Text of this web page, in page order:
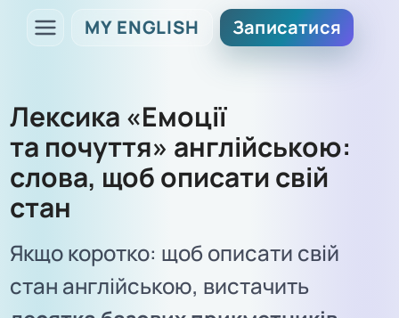
MY ENGLISH Записатися
Лексика «Емоції
та почуття» англійською:
слова, щоб описати свій
стан
Якщо коротко: щоб описати свій
стан англійською, вистачить